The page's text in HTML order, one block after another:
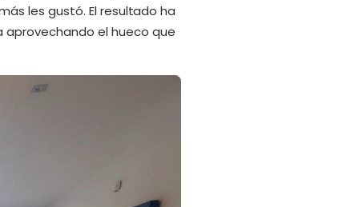
les gustó. El resultado ha
aprovechando el hueco que